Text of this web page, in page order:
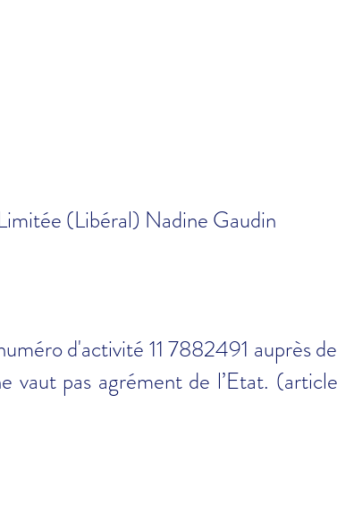
(Libéral) Nadine Gaudin
d'activité 11 7882491 auprès
vaut pas agrément de l’Etat.